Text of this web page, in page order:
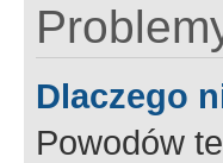
Dlaczego
Powodów